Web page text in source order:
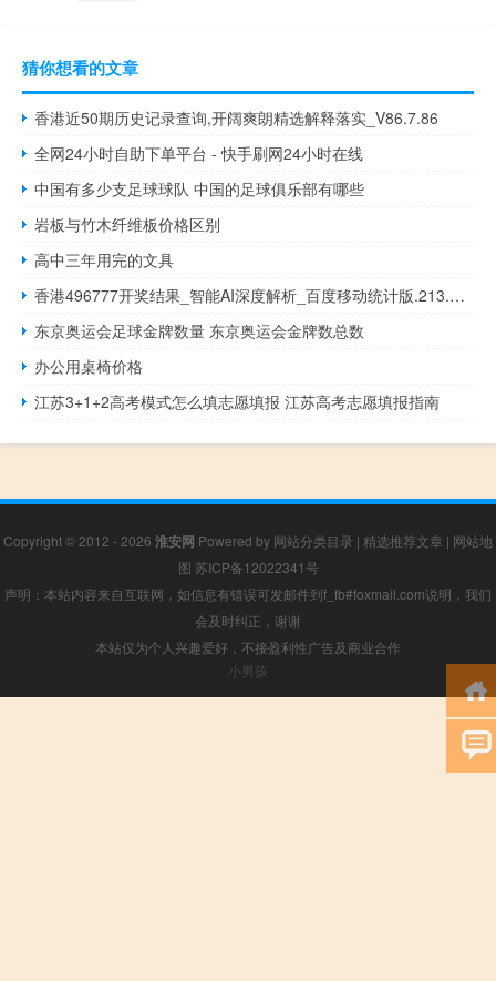
猜你想看的文章
香港近50期历史记录查询,开阔爽朗精选解释落实_V86.7.86
全网24小时自助下单平台 - 快手刷网24小时在线
中国有多少支足球球队 中国的足球俱乐部有哪些
岩板与竹木纤维板价格区别
高中三年用完的文具
香港496777开奖结果_智能AI深度解析_百度移动统计版.213.1.227
东京奥运会足球金牌数量 东京奥运会金牌数总数
办公用桌椅价格
江苏3+1+2高考模式怎么填志愿填报 江苏高考志愿填报指南
Copyright © 2012 - 2026 淮安网 Powered by 网站分类目录 | 精选推荐文章 | 网站地
图 苏ICP备12022341号
声明：本站内容来自互联网，如信息有错误可发邮件到f_fb#foxmail.com说明，我们
会及时纠正，谢谢
本站仅为个人兴趣爱好，不接盈利性广告及商业合作
小男孩